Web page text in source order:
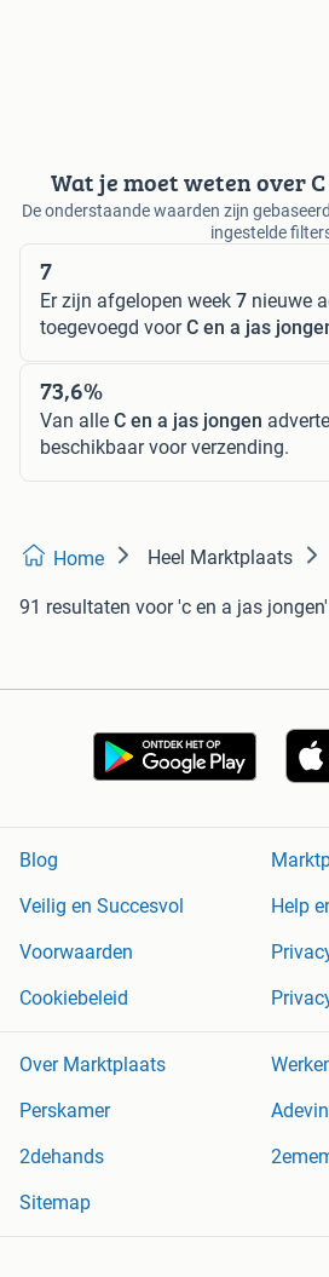
Wat je moet weten over
De onderstaande waarden zijn
ingestelde
7
Er zijn afgelopen week 7 nieuwe
toegevoegd voorC en a jas
73,6%
Van alle C en a jas jongen
beschikbaar voor verzending.
Home Heel Marktplaats
91 resultaten voor 'c en a jas jongen'
Blog
Veilig en Succesvol
Help
Voorwaarden
Cookiebeleid
Over Marktplaats
Perskamer
2dehands
Sitemap